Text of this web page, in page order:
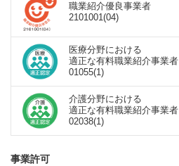
職業紹介優良事業者
2101001(04)
医療分野における
適正な有料職業紹介事業者
01055(1)
介護分野における
適正な有料職業紹介事業者
02038(1)
事業許可